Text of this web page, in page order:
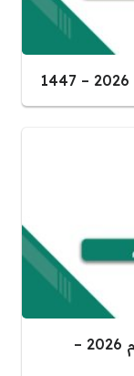
أي ساعة موعد صلاة عيد الفطر الدمام 2026 –